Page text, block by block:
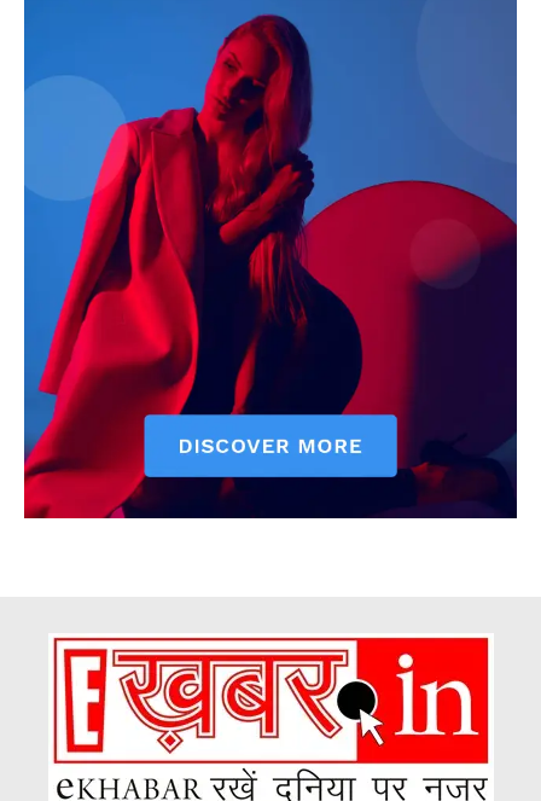
Contact us
Subscription Plans
My account